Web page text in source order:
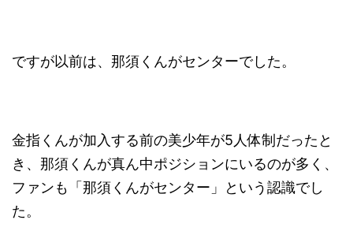
ですが以前は、那須くんがセンターでした。
金指くんが加入する前の美少年が5人体制だったと
き、那須くんが真ん中ポジションにいるのが多く、
ファンも「那須くんがセンター」という認識でし
た。